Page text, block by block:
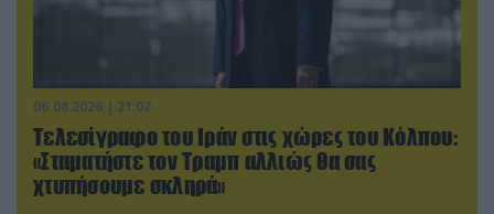
06.08.2026 | 21:02
Τελεσίγραφο του Ιράν στις χώρες του Κόλπου:
«Σταματήστε τον Τραμπ αλλιώς θα σας
χτυπήσουμε σκληρά»